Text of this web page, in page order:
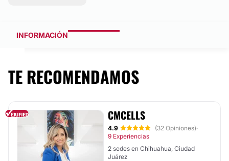
INFORMACIÓN
TE RECOMENDAMOS
CMCELLS
4.9 (32 Opiniones)·
9 Experiencias
2 sedes en Chihuahua, Ciudad
Juárez